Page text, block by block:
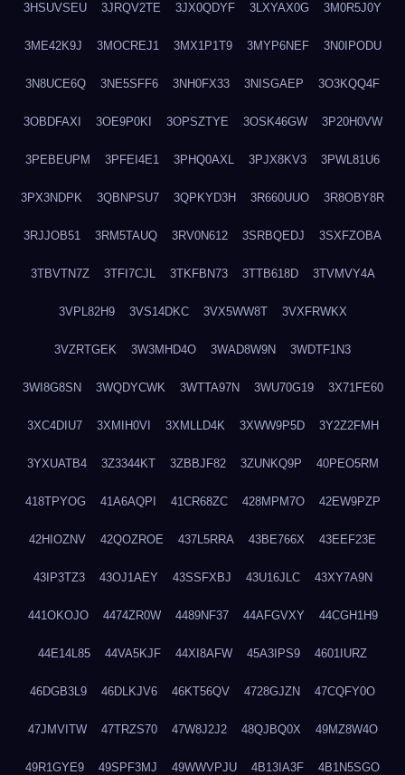
3HSUVSEU 3JRQV2TE 3JX0QDYF 3LXYAX0G 3M0R5J0Y
3ME42K9J 3MOCREJ1 3MX1P1T9 3MYP6NEF 3N0IPODU
3N8UCE6Q 3NE5SFF6 3NH0FX33 3NISGAEP 3O3KQQ4F
3OBDFAXI 3OE9P0KI 3OPSZTYE 3OSK46GW 3P20H0VW
3PEBEUPM 3PFEI4E1 3PHQ0AXL 3PJX8KV3 3PWL81U6
3PX3NDPK 3QBNPSU7 3QPKYD3H 3R660UUO 3R8OBY8R
3RJJOB51 3RM5TAUQ 3RV0N612 3SRBQEDJ 3SXFZOBA
3TBVTN7Z 3TFI7CJL 3TKFBN73 3TTB618D 3TVMVY4A
3VPL82H9 3VS14DKC 3VX5WW8T 3VXFRWKX
3VZRTGEK 3W3MHD4O 3WAD8W9N 3WDTF1N3
3WI8G8SN 3WQDYCWK 3WTTA97N 3WU70G19 3X71FE60
3XC4DIU7 3XMIH0VI 3XMLLD4K 3XWW9P5D 3Y2Z2FMH
3YXUATB4 3Z3344KT 3ZBBJF82 3ZUNKQ9P 40PEO5RM
418TPYOG 41A6AQPI 41CR68ZC 428MPM7O 42EW9PZP
42HIOZNV 42QOZROE 437L5RRA 43BE766X 43EEF23E
43IP3TZ3 43OJ1AEY 43SSFXBJ 43U16JLC 43XY7A9N
441OKOJO 4474ZR0W 4489NF37 44AFGVXY 44CGH1H9
44E14L85 44VA5KJF 44XI8AFW 45A3IPS9 4601IURZ
46DGB3L9 46DLKJV6 46KT56QV 4728GJZN 47CQFY0O
47JMVITW 47TRZS70 47W8J2J2 48QJBQ0X 49MZ8W4O
49R1GYE9 49SPF3MJ 49WWVPJU 4B13IA3F 4B1N5SGO